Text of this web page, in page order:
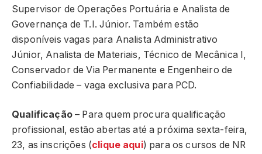
Supervisor de Operações Portuária e Analista de
Governança de T.I. Júnior. Também estão
disponíveis vagas para Analista Administrativo
Júnior, Analista de Materiais, Técnico de Mecânica I,
Conservador de Via Permanente e Engenheiro de
Confiabilidade – vaga exclusiva para PCD.
Qualificação– Para quem procura qualificação
profissional, estão abertas até a próxima sexta-feira,
23, as inscrições (clique aqui) para os cursos de NR